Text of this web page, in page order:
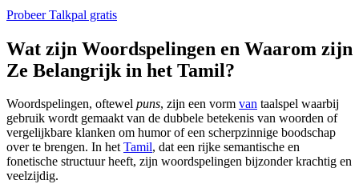
Probeer Talkpal gratis
Wat zijn Woordspelingen en Waarom zijn
Ze Belangrijk in het Tamil?
Woordspelingen, oftewel puns, zijn een vorm van taalspel waarbij
gebruik wordt gemaakt van de dubbele betekenis van woorden of
vergelijkbare klanken om humor of een scherpzinnige boodschap
over te brengen. In hetTamil, dat een rijke semantische en
fonetische structuur heeft, zijn woordspelingen bijzonder krachtig en
veelzijdig.